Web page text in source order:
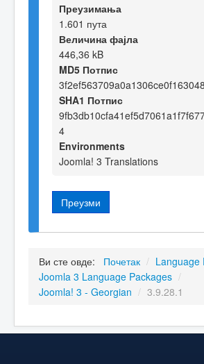
Преузимања
1.601 пута
Величина фајла
446,36 kB
MD5 Потпис
SHA1 Потпис
4
Environments
Joomla! 3 Translations
Преузми
Ви сте овде: Почетак / Language
Joomla 3 Language Packages /
Joomla! 3 - Georgian / 3.9.28.1